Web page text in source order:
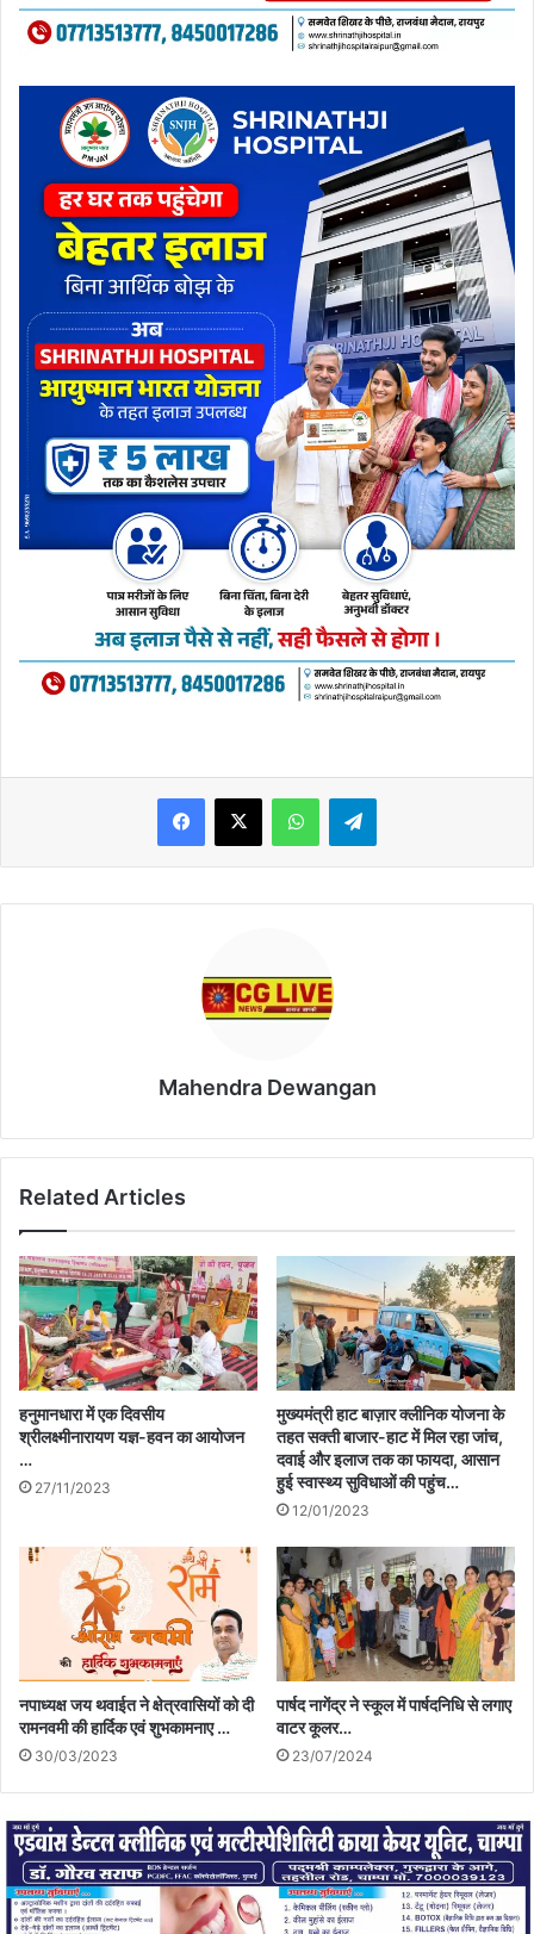
WhatsAppTelegram
Mahendra Dewangan
Related Articles
हनुमानधारा में एक दिवसीय
श्रीलक्ष्मीनारायण यज्ञ-हवन का आयोजन
…
27/11/2023
मुख्यमंत्री हाट बाज़ार क्लीनिक योजना के
तहत सक्ती बाजार-हाट में मिल रहा जांच,
दवाई और इलाज तक का फायदा, आसान
हुई स्वास्थ्य सुविधाओं की पहुंच…
12/01/2023
नपाध्यक्ष जय थवाईत ने क्षेत्रवासियों को दी
रामनवमी की हार्दिक एवं शुभकामनाए …
30/03/2023
पार्षद नागेंद्र ने स्कूल में पार्षदनिधि से लगाए
वाटर कूलर…
23/07/2024